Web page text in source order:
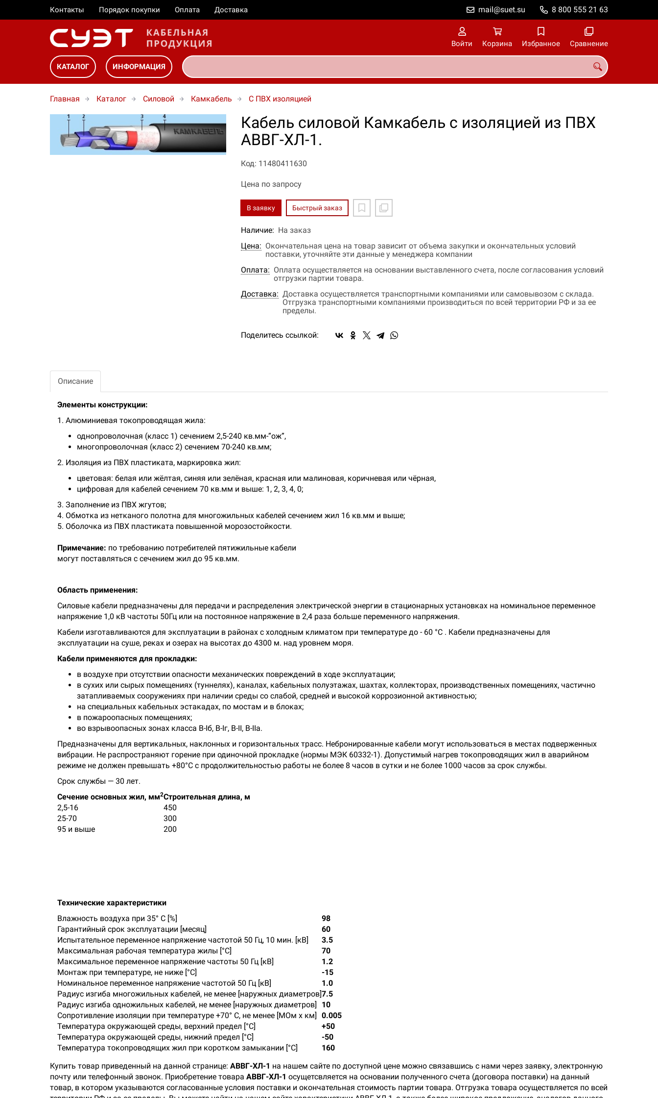
Контакты Порядок покупки Оплата Доставка 8 800 555 21 63
mail@suet.su
Войти Корзина Избранное Сравнение
КАТАЛОГ ИНФОРМАЦИЯ
Главная Каталог Силовой Камкабель C ПВХ изоляцией
Кабель силовой Камкабель с изоляцией из ПВХ
АВВГ-ХЛ-1.
Код: 11480411630
Цена по запросу
В заявку Быстрый заказ
Наличие: На заказ
Цена: Окончательная цена на товар зависит от объема закупки и окончательных условий
поставки, уточняйте эти данные у менеджера компании
Оплата: Оплата осуществляется на основании выставленного счета, после согласования условий
отгрузки партии товара.
Доставка: Доставка осуществляется транспортными компаниями или самовывозом с склада.
Отгрузка транспортными компаниями производиться по всей территории РФ и за ее
пределы.
Поделитесь ссылкой:
Описание
Элементы конструкции:
1. Алюминиевая токопроводящая жила:
однопроволочная (класс 1) сечением 2,5-240 кв.мм-”ож”,
многопроволочная (класс 2) сечением 70-240 кв.мм;
2. Изоляция из ПВХ пластиката, маркировка жил:
цветовая: белая или жёлтая, синяя или зелёная, красная или малиновая, коричневая или чёрная,
цифровая для кабелей сечением 70 кв.мм и выше: 1, 2, 3, 4, 0;
3. Заполнение из ПВХ жгутов;
4. Обмотка из нетканого полотна для многожильных кабелей сечением жил 16 кв.мм и выше;
5. Оболочка из ПВХ пластиката повышенной морозостойкости.
Примечание: по требованию потребителей пятижильные кабели
могут поставляться с сечением жил до 95 кв.мм.
Область применения:
Силовые кабели предназначены для передачи и распределения электрической энергии в стационарных установках на номинальное переменное
напряжение 1,0 кВ частоты 50Гц или на постоянное напряжение в 2,4 раза больше переменного напряжения.
Кабели изготавливаются для эксплуатации в районах с холодным климатом при температуре до - 60 °С . Кабели предназначены для
эксплуатации на суше, реках и озерах на высотах до 4300 м. над уровнем моря.
Кабели применяются для прокладки:
в воздухе при отсутствии опасности механических повреждений в ходе эксплуатации;
в сухих или сырых помещениях (туннелях), каналах, кабельных полуэтажах, шахтах, коллекторах, производственных помещениях, частично
затапливаемых сооружениях при наличии среды со слабой, средней и высокой коррозионной активностью;
на специальных кабельных эстакадах, по мостам и в блоках;
в пожароопасных помещениях;
во взрывоопасных зонах класса B-Iб, B-Iг, В-II, В-IIа.
Предназначены для вертикальных, наклонных и горизонтальных трасс. Небронированные кабели могут использоваться в местах подверженных
вибрации. Не распространяют горение при одиночной прокладке (нормы МЭК 60332-1). Допустимый нагрев токопроводящих жил в аварийном
режиме не должен превышать +80°С с продолжительностью работы не более 8 часов в сутки и не более 1000 часов за срок службы.
Срок службы — 30 лет.
Cечение основных жил, мм2Строительная длина, м
2,5-16
450
25-70
300
95 и выше
200
Технические характеристики
Влажность воздуха при 35° C [%]
98
Гарантийный срок эксплуатации [месяц]
60
Испытательное переменное напряжение частотой 50 Гц, 10 мин. [кВ]
3.5
Максимальная рабочая температура жилы [°С]
70
Максимальное переменное напряжение частоты 50 Гц [кВ]
1.2
Монтаж при температуре, не ниже [°C]
-15
Номинальное переменное напряжение частотой 50 Гц [кВ]
1.0
Радиус изгиба многожильных кабелей, не менее [наружных диаметров]7.5
Радиус изгиба одножильных кабелей, не менее [наружных диаметров]
10
Сопротивление изоляции при температуре +70° С, не менее [МОм х км]
0.005
Температура окружающей среды, верхний предел [°C]
+50
Температура окружающей среды, нижний предел [°C]
-50
Температура токопроводящих жил при коротком замыкании [°С]
160
Купить товар приведенный на данной странице: АВВГ-ХЛ-1 на нашем сайте по доступной цене можно связавшись с нами через заявку, электронную
почту или телефонный звонок. Приобретение товара АВВГ-ХЛ-1 осущетсвляется на основании полученного счета (договора поставки) на данный
товар, в котором указываются согласованные условия поставки и окончательная стоимость партии товара. Отгрузка товара осуществляется по всей